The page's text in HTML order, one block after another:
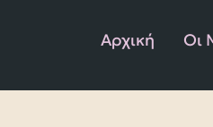
Αρχική Οι